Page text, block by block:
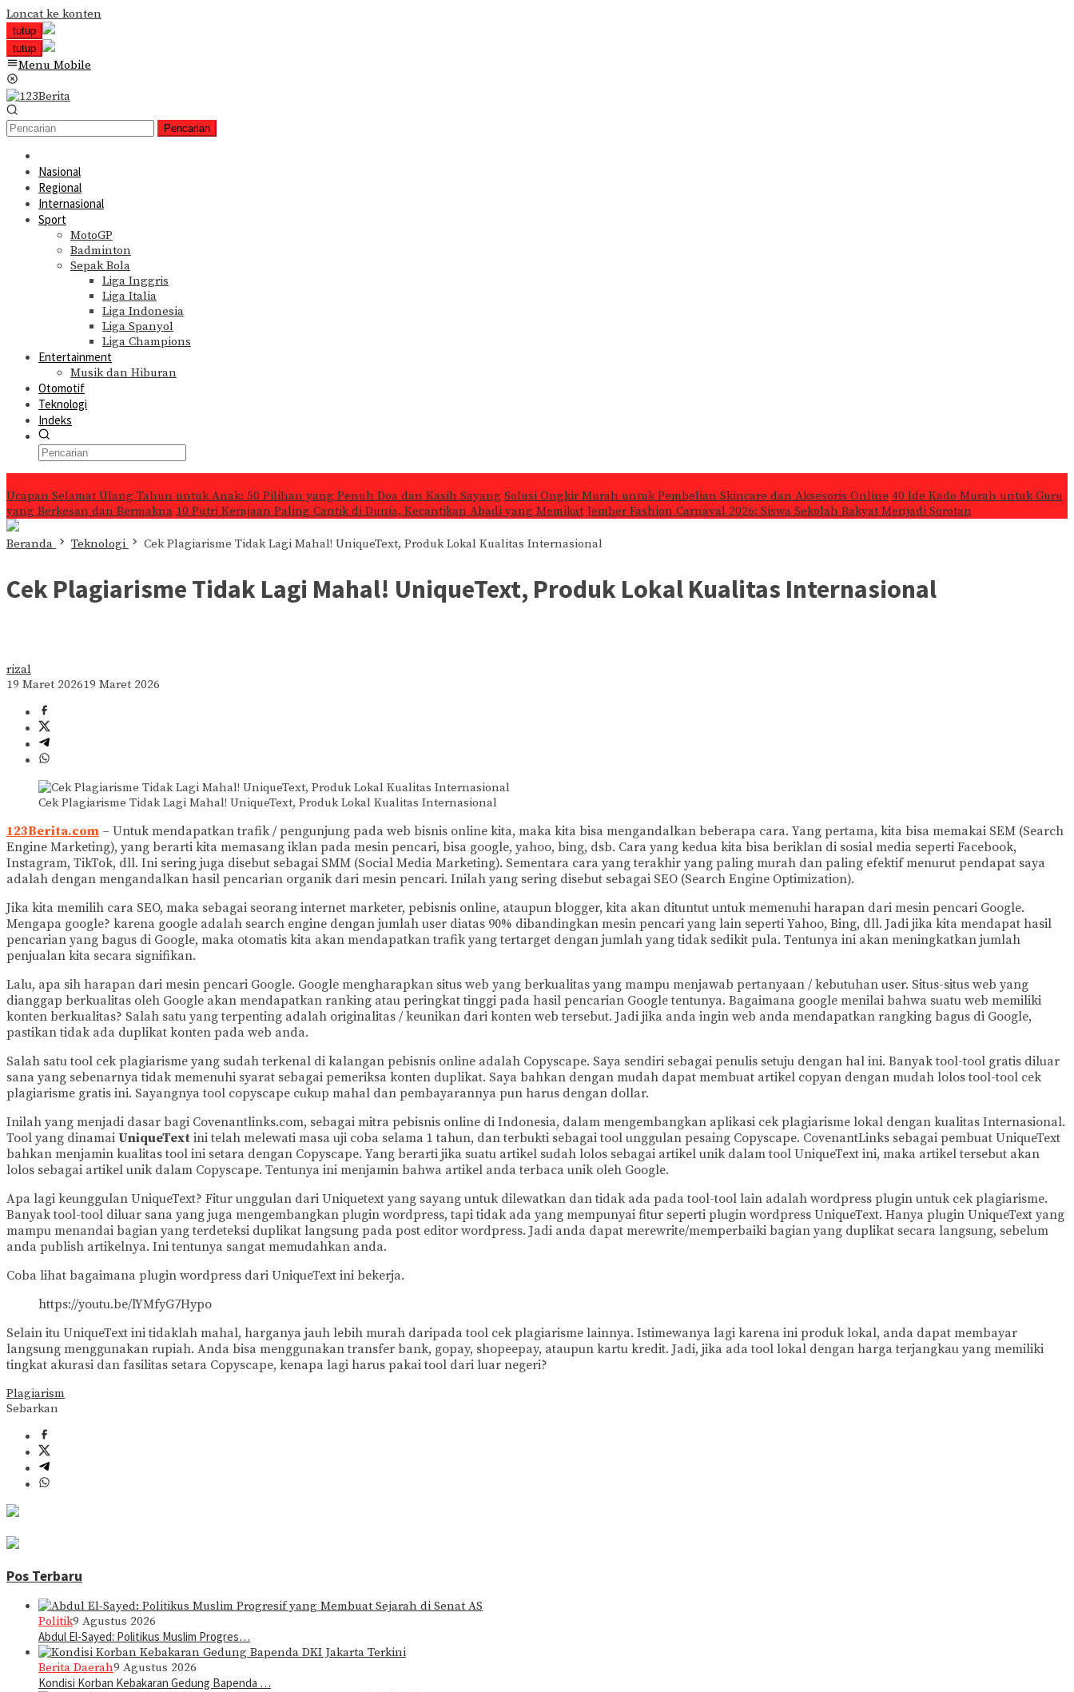
Loncat ke konten
tutup
tutup
Menu Mobile
Pencarian
Nasional
Regional
Internasional
Sport
MotoGP
Badminton
Sepak Bola
Liga Inggris
Liga Italia
Liga Indonesia
Liga Spanyol
Liga Champions
Entertainment
Musik dan Hiburan
Otomotif
Teknologi
Indeks
Ucapan Selamat Ulang Tahun untuk Anak: 50 Pilihan yang Penuh Doa dan Kasih Sayang Solusi Ongkir Murah untuk Pembelian Skincare dan Aksesoris Online 40 Ide Kado Murah untuk Guru
yang Berkesan dan Bermakna 10 Putri Kerajaan Paling Cantik di Dunia, Kecantikan Abadi yang Memikat Jember Fashion Carnaval 2026: Siswa Sekolah Rakyat Menjadi Sorotan
Beranda Teknologi Cek Plagiarisme Tidak Lagi Mahal! UniqueText, Produk Lokal Kualitas Internasional
Cek Plagiarisme Tidak Lagi Mahal! UniqueText, Produk Lokal Kualitas Internasional
rizal
19 Maret 202619 Maret 2026
Cek Plagiarisme Tidak Lagi Mahal! UniqueText, Produk Lokal Kualitas Internasional
123Berita.com – Untuk mendapatkan trafik / pengunjung pada web bisnis online kita, maka kita bisa mengandalkan beberapa cara. Yang pertama, kita bisa memakai SEM (Search
Engine Marketing), yang berarti kita memasang iklan pada mesin pencari, bisa google, yahoo, bing, dsb. Cara yang kedua kita bisa beriklan di sosial media seperti Facebook,
Instagram, TikTok, dll. Ini sering juga disebut sebagai SMM (Social Media Marketing). Sementara cara yang terakhir yang paling murah dan paling efektif menurut pendapat saya
adalah dengan mengandalkan hasil pencarian organik dari mesin pencari. Inilah yang sering disebut sebagai SEO (Search Engine Optimization).
Jika kita memilih cara SEO, maka sebagai seorang internet marketer, pebisnis online, ataupun blogger, kita akan dituntut untuk memenuhi harapan dari mesin pencari Google.
Mengapa google? karena google adalah search engine dengan jumlah user diatas 90% dibandingkan mesin pencari yang lain seperti Yahoo, Bing, dll. Jadi jika kita mendapat hasil
pencarian yang bagus di Google, maka otomatis kita akan mendapatkan trafik yang tertarget dengan jumlah yang tidak sedikit pula. Tentunya ini akan meningkatkan jumlah
penjualan kita secara signifikan.
Lalu, apa sih harapan dari mesin pencari Google. Google mengharapkan situs web yang berkualitas yang mampu menjawab pertanyaan / kebutuhan user. Situs-situs web yang
dianggap berkualitas oleh Google akan mendapatkan ranking atau peringkat tinggi pada hasil pencarian Google tentunya. Bagaimana google menilai bahwa suatu web memiliki
konten berkualitas? Salah satu yang terpenting adalah originalitas / keunikan dari konten web tersebut. Jadi jika anda ingin web anda mendapatkan rangking bagus di Google,
pastikan tidak ada duplikat konten pada web anda.
Salah satu tool cek plagiarisme yang sudah terkenal di kalangan pebisnis online adalah Copyscape. Saya sendiri sebagai penulis setuju dengan hal ini. Banyak tool-tool gratis diluar
sana yang sebenarnya tidak memenuhi syarat sebagai pemeriksa konten duplikat. Saya bahkan dengan mudah dapat membuat artikel copyan dengan mudah lolos tool-tool cek
plagiarisme gratis ini. Sayangnya tool copyscape cukup mahal dan pembayarannya pun harus dengan dollar.
Inilah yang menjadi dasar bagi Covenantlinks.com, sebagai mitra pebisnis online di Indonesia, dalam mengembangkan aplikasi cek plagiarisme lokal dengan kualitas Internasional.
Tool yang dinamai UniqueText ini telah melewati masa uji coba selama 1 tahun, dan terbukti sebagai tool unggulan pesaing Copyscape. CovenantLinks sebagai pembuat UniqueText
bahkan menjamin kualitas tool ini setara dengan Copyscape. Yang berarti jika suatu artikel sudah lolos sebagai artikel unik dalam tool UniqueText ini, maka artikel tersebut akan
lolos sebagai artikel unik dalam Copyscape. Tentunya ini menjamin bahwa artikel anda terbaca unik oleh Google.
Apa lagi keunggulan UniqueText? Fitur unggulan dari Uniquetext yang sayang untuk dilewatkan dan tidak ada pada tool-tool lain adalah wordpress plugin untuk cek plagiarisme.
Banyak tool-tool diluar sana yang juga mengembangkan plugin wordpress, tapi tidak ada yang mempunyai fitur seperti plugin wordpress UniqueText. Hanya plugin UniqueText yang
mampu menandai bagian yang terdeteksi duplikat langsung pada post editor wordpress. Jadi anda dapat merewrite/memperbaiki bagian yang duplikat secara langsung, sebelum
anda publish artikelnya. Ini tentunya sangat memudahkan anda.
Coba lihat bagaimana plugin wordpress dari UniqueText ini bekerja.
https://youtu.be/lYMfyG7Hypo
Selain itu UniqueText ini tidaklah mahal, harganya jauh lebih murah daripada tool cek plagiarisme lainnya. Istimewanya lagi karena ini produk lokal, anda dapat membayar
langsung menggunakan rupiah. Anda bisa menggunakan transfer bank, gopay, shopeepay, ataupun kartu kredit. Jadi, jika ada tool lokal dengan harga terjangkau yang memiliki
tingkat akurasi dan fasilitas setara Copyscape, kenapa lagi harus pakai tool dari luar negeri?
Plagiarism
Sebarkan
Pos Terbaru
Politik9 Agustus 2026
Abdul El-Sayed: Politikus Muslim Progres…
Berita Daerah9 Agustus 2026
Kondisi Korban Kebakaran Gedung Bapenda …